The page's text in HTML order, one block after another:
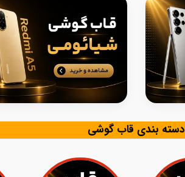
دسته بندی قاب گوشی